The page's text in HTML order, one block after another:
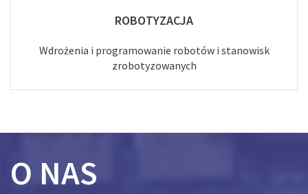
ROBOTYZACJA
Wdrożenia i programowanie robotów i stanowisk
zrobotyzowanych
O NAS